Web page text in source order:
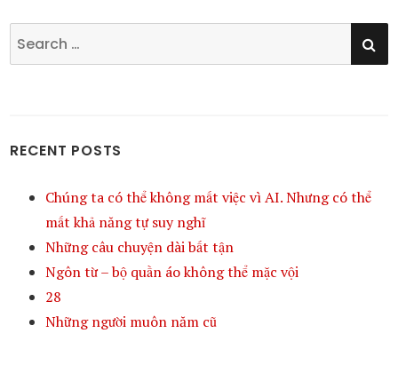
Search
for:
RECENT POSTS
Chúng ta có thể không mất việc vì AI. Nhưng có thể
mất khả năng tự suy nghĩ
Những câu chuyện dài bất tận
Ngôn từ – bộ quần áo không thể mặc vội
28
Những người muôn năm cũ